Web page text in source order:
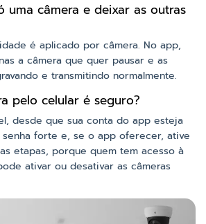
uma câmera e deixar as outras
é aplicado por câmera. No app,
a câmera que quer pausar e as
e transmitindo normalmente.
pelo celular é seguro?
desde que sua conta do app esteja
senha forte e, se o app oferecer, ative
etapas, porque quem tem acesso à
ativar ou desativar as câmeras